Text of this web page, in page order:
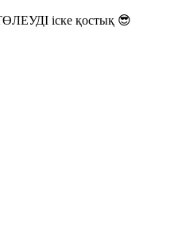
іске қостық 😎